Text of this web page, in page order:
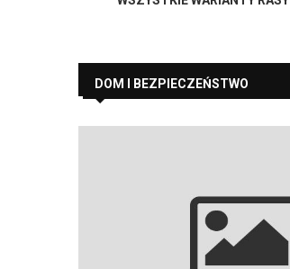
DOM I BEZPIECZEŃSTWO